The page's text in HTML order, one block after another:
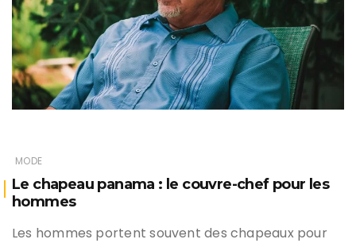
MODE
Le chapeau panama : le couvre-chef pour les
hommes
Les hommes portent souvent des chapeaux pour